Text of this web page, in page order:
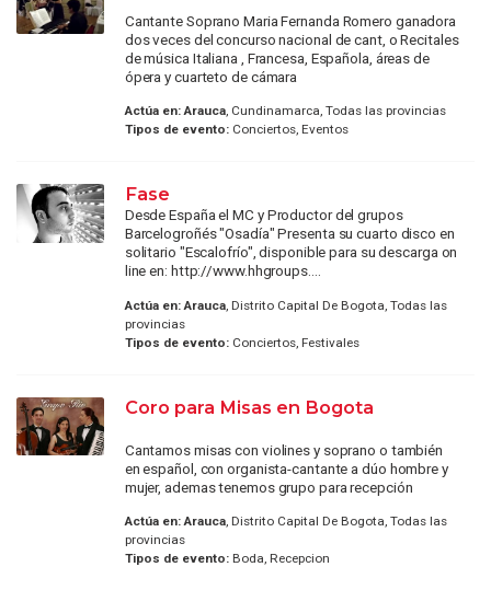
Cantante Soprano Maria Fernanda Romero ganadora
dos veces del concurso nacional de cant, o Recitales
de música Italiana , Francesa, Española, áreas de
ópera y cuarteto de cámara
Actúa en: Arauca, Cundinamarca, Todas las provincias
Tipos de evento:Conciertos, Eventos
Fase
Desde España el MC y Productor del grupos
Barcelogroñés "Osadía" Presenta su cuarto disco en
solitario "Escalofrío", disponible para su descarga on
line en: http://www.hhgroups....
Actúa en: Arauca, Distrito Capital De Bogota, Todas las
provincias
Tipos de evento:Conciertos, Festivales
Coro para Misas en Bogota
Cantamos misas con violines y soprano o también
en español, con organista-cantante a dúo hombre y
mujer, ademas tenemos grupo para recepción
Actúa en: Arauca, Distrito Capital De Bogota, Todas las
provincias
Tipos de evento:Boda, Recepcion